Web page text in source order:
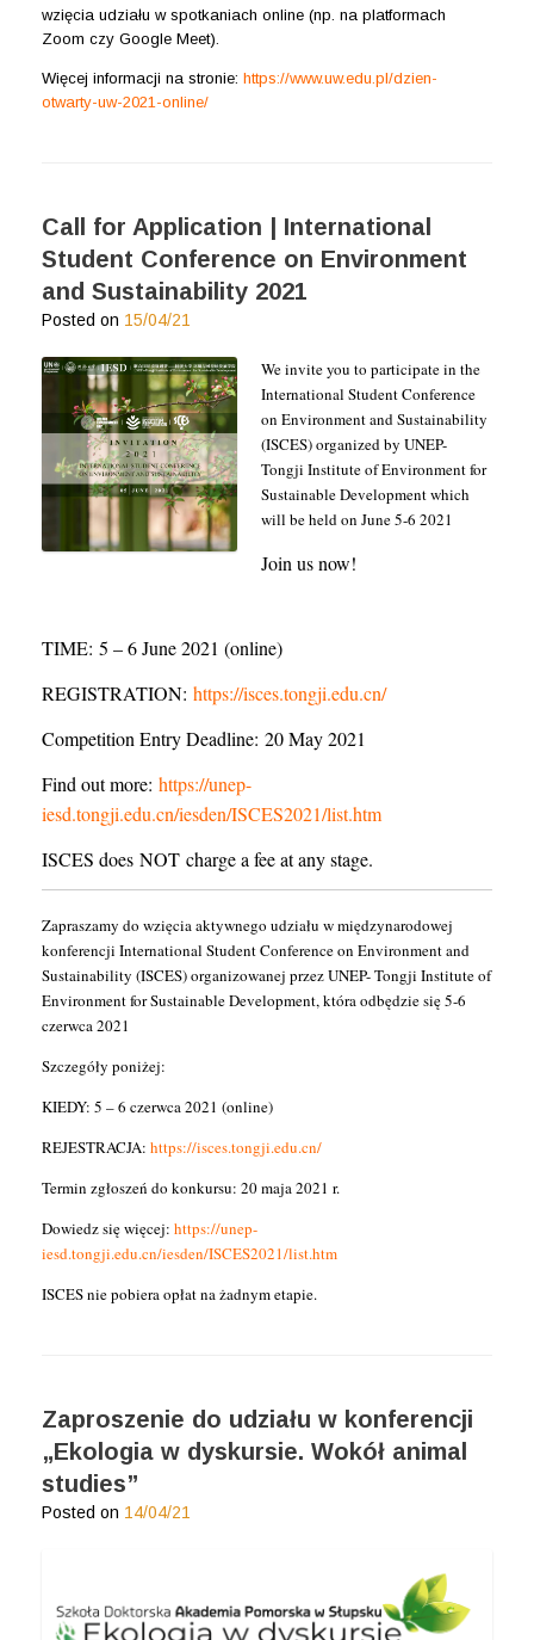
wzięcia udziału w spotkaniach online (np. na platformach
Zoom czy Google Meet).
Więcej informacji na stronie: https://www.uw.edu.pl/dzien-
otwarty-uw-2021-online/
Call for Application | International
Student Conference on Environment
and Sustainability 2021
Posted on 15/04/21
We invite you to participate in the
International Student Conference
on Environment and Sustainability
(ISCES) organized by UNEP-
Tongji Institute of Environment for
Sustainable Development which
will be held on June 5-6 2021
Join us now!
TIME: 5 – 6 June 2021 (online)
REGISTRATION: https://isces.tongji.edu.cn/
Competition Entry Deadline: 20 May 2021
Find out more: https://unep-
iesd.tongji.edu.cn/iesden/ISCES2021/list.htm
ISCES does NOT charge a fee at any stage.
Zapraszamy do wzięcia aktywnego udziału w międzynarodowej
konferencji International Student Conference on Environment and
Sustainability (ISCES) organizowanej przez UNEP- Tongji Institute of
Environment for Sustainable Development, która odbędzie się 5-6
czerwca 2021
Szczegóły poniżej:
KIEDY: 5 – 6 czerwca 2021 (online)
REJESTRACJA: https://isces.tongji.edu.cn/
Termin zgłoszeń do konkursu: 20 maja 2021 r.
Dowiedz się więcej: https://unep-
iesd.tongji.edu.cn/iesden/ISCES2021/list.htm
ISCES nie pobiera opłat na żadnym etapie.
Zaproszenie do udziału w konferencji
„Ekologia w dyskursie. Wokół animal
studies”
Posted on 14/04/21